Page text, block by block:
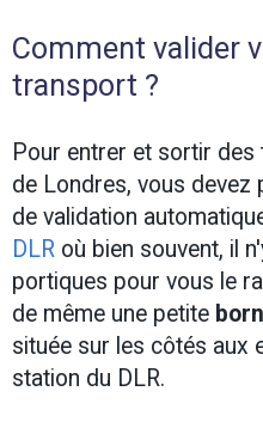
Comment valider
transport ?
Pour entrer et sortir
de Londres, vous
de validation
DLR où bien souvent, il
portiques pour vous le
de même une petite
située sur les côtés aux
station du DLR.